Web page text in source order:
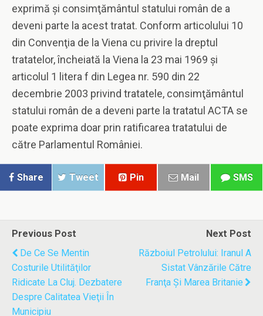
exprimă şi consimţământul statului român de a
deveni parte la acest tratat. Conform articolului 10
din Convenţia de la Viena cu privire la dreptul
tratatelor, încheiată la Viena la 23 mai 1969 şi
articolul 1 litera f din Legea nr. 590 din 22
decembrie 2003 privind tratatele, consimţământul
statului român de a deveni parte la tratatul ACTA se
poate exprima doar prin ratificarea tratatului de
către Parlamentul României.
Share Tweet Pin Mail SMS
Previous Post
De Ce Se Mentin
Costurile Utilităţilor
Ridicate La Cluj. Dezbatere
Despre Calitatea Vieţii În
Municipiu
Next Post
Războiul Petrolului: Iranul A
Sistat Vânzările Către
Franţa Şi Marea Britanie